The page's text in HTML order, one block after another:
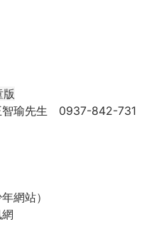
版
智瑜先生 0937-842-731
網站）